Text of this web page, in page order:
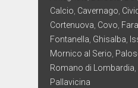
Calcio Cavernago
Cortenuova Covo
Fontanella Ghisalba
Mornico al Serio
Romano di Lombardia
Pallavicina